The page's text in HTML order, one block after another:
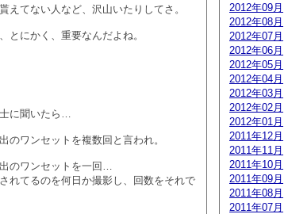
えてない人など、沢山いたりしてさ。
とにかく、重要なんだよね。
に聞いたら…
のワンセットを複数回と言われ。
のワンセットを一回…
れてるのを何日か撮影し、回数をそれで
2012年09月
2012年08月
2012年07月
2012年06月
2012年05月
2012年04月
2012年03月
2012年02月
2012年01月
2011年12月
2011年11月
2011年10月
2011年09月
2011年08月
2011年07月